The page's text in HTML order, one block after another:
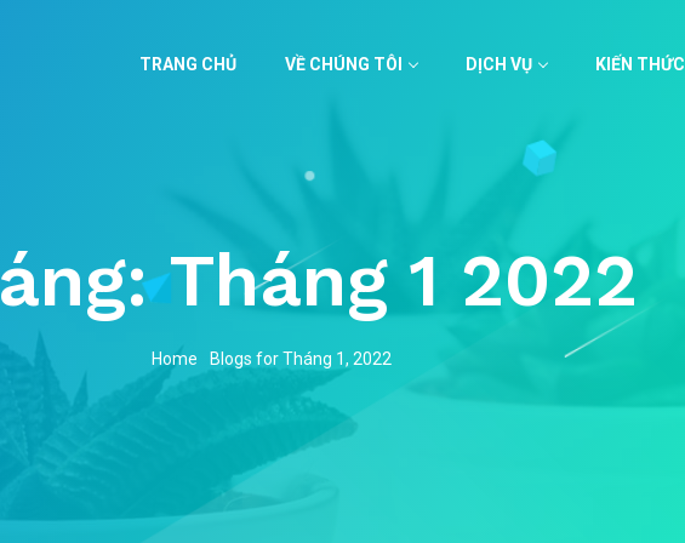
TRANG CHỦ VỀ CHÚNG TÔI DỊCH VỤ KIẾN THỨC
Tháng 1 2022
Home Blogs for Tháng 1, 2022